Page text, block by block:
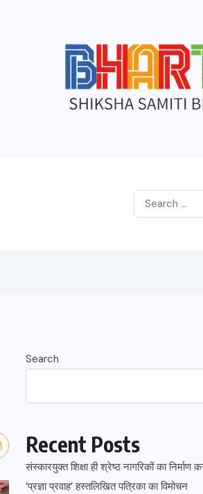
Search
Recent Posts
संस्कारयुक्त शिक्षा ही श्रेष्ठ नागरिकों का
‘प्रज्ञा प्रवाह’ हस्तलिखित पत्रिका का विमोचन